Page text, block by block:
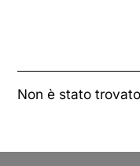
Non è stato